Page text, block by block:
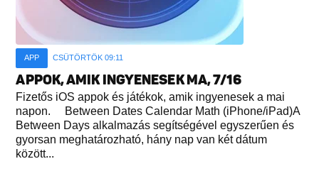
APP CSÜTÖRTÖK 09:11
APPOK, AMIK INGYENESEK MA, 7/16
Fizetős iOS appok és játékok, amik ingyenesek a mai
napon. Between Dates Calendar Math (iPhone/iPad)A
Between Days alkalmazás segítségével egyszerűen és
gyorsan meghatározható, hány nap van két dátum
között...